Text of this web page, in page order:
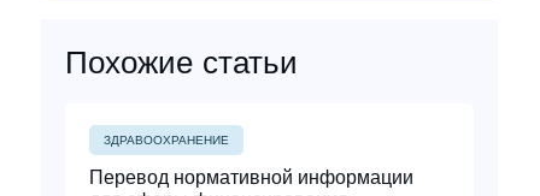
Похожие статьи
ЗДРАВООХРАНЕНИЕ
Перевод нормативной информации